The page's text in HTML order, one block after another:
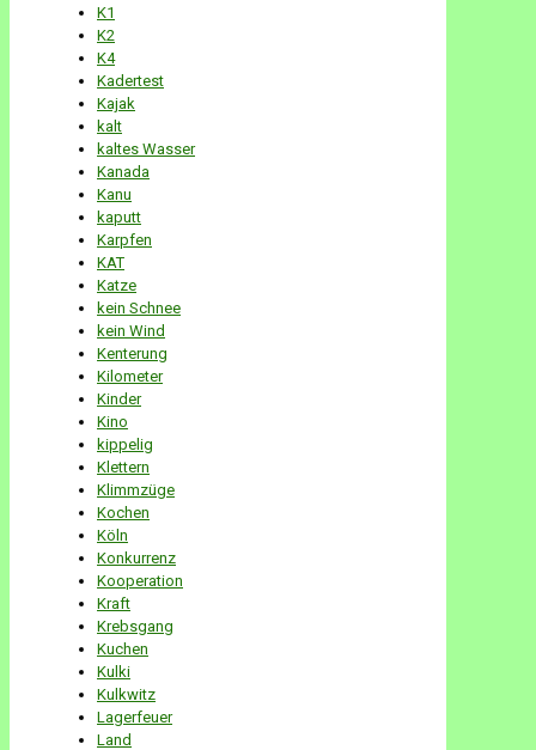
K1
K2
K4
Kadertest
Kajak
kalt
kaltes Wasser
Kanada
Kanu
kaputt
Karpfen
KAT
Katze
kein Schnee
kein Wind
Kenterung
Kilometer
Kinder
Kino
kippelig
Klettern
Klimmzüge
Kochen
Köln
Konkurrenz
Kooperation
Kraft
Krebsgang
Kuchen
Kulki
Kulkwitz
Lagerfeuer
Land